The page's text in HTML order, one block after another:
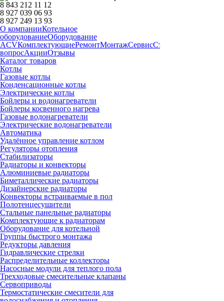
8 843 212 11 12
8 927 039 06 93
8 927 249 13 93
О компанииКотельное
оборудованиеОборудование
ACVКомплектующиеРемонтМонтажСервисСтатьи
вопросАкцииОтзывы
Каталог товаров
Котлы
Газовые котлы
Конденсационные котлы
Электрические котлы
Бойлеры и водонагреватели
Бойлеры косвенного нагрева
Газовые водонагреватели
Электрические водонагреватели
Автоматика
Удалённое управление котлом
Регуляторы отопления
Стабилизаторы
Радиаторы и конвекторы
Алюминиевые радиаторы
Биметаллические радиаторы
Дизайнерские радиаторы
Конвекторы встраиваемые в пол
Полотенцесушители
Стальные панельные радиаторы
Комплектующие к радиаторам
Оборудование для котельной
Группы быстрого монтажа
Редукторы давления
Гидравлические стрелки
Распределительные коллекторы
Насосные модули для теплого пола
Трехходовые смесительные клапаны
Сервоприводы
Термостатические смесители для